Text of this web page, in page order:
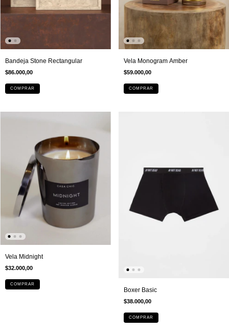
Bandeja Stone Rectangular
$86.000,00
COMPRAR
Vela Monogram Amber
$59.000,00
COMPRAR
Vela Midnight
$32.000,00
COMPRAR
Boxer Basic
$38.000,00
COMPRAR